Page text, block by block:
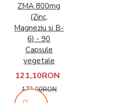
ZMA 800mg
(Zinc,
Magneziu si B-
6) - 90
Capsule
vegetale
121,10RON
173,00RON